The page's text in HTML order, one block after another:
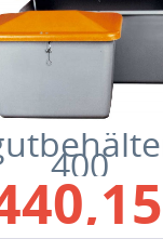
400
523,78 €inkl.